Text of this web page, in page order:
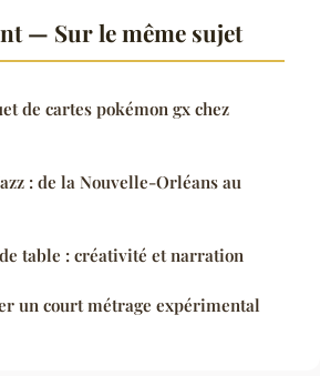
— Sur le même sujet
de cartes pokémon gx chez
: de la Nouvelle-Orléans au
table : créativité et narration
un court métrage expérimental